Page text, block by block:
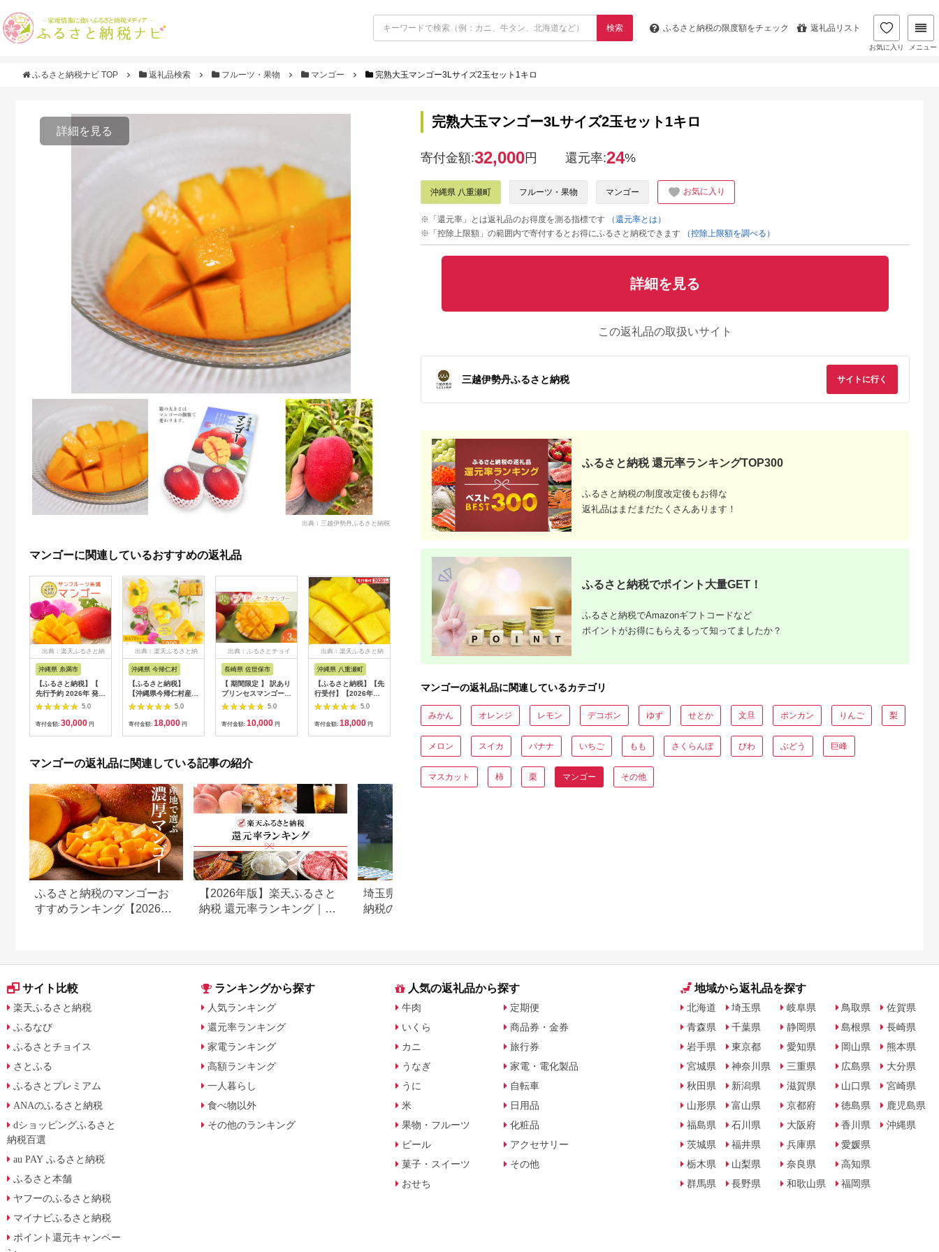
検索 ふるさと納税の限度額をチェック 返礼品リスト
お気に入り メニュー
ふるさと納税ナビ TOP 返礼品検索 フルーツ・果物 マンゴー 完熟大玉マンゴー3Lサイズ2玉セット1キロ
詳細を見る
出典：三越伊勢丹ふるさと納税
マンゴーに関連しているおすすめの返礼品
出典：楽天ふるさと納
沖縄県 糸満市
【ふるさと納税】【
先行予約 2026年 発送
】 沖縄県知事賞4度受
賞 サンフルーツ糸満
マンゴー 2kg アップ
だもの フルーツ 完熟
濃厚 沖縄県 糸満市 送
料無料
5.0
寄付金額: 30,000 円
出典：楽天ふるさと納
沖縄県 今帰仁村
【ふるさと納税】
【沖縄県今帰仁村産】
急速冷凍カットマンゴ
ー 3種食べ比べセッ
ト（限定70セット）
5.0
寄付金額: 18,000 円
出典：ふるさとチョイ
長崎県 佐世保市
【 期間限定 】 訳あり
プリンセスマンゴー
生果実 選べる 容量
1kg ~ 3kg 産地直送
高級 マンゴー 家庭用
ながさき 長崎県 佐世
5.0
寄付金額: 10,000 円
出典：楽天ふるさと納
沖縄県 八重瀬町
【ふるさと納税】【先
行受付】【2026年発
送】屋宜原農園が丹精
込めた「アップルマン
ゴー」秀約1kg - 先行
5.0
寄付金額: 18,000 円
【ふるさと納税】伊平
屋産の完熟マンゴー約
離島】【1497027】
5.0
寄付金額:16,000円
【2026年発送】大宜
味村キーツマンゴー約
量限定 先行予約 沖縄
甘味 糖度 濃厚 おいし
ーツ 果物 くだもの 果
実 送料無料 ふるさと
ル 化粧箱入り 食べ物
フルーツ
5.0
寄付金額: 25,000円
訳あり「ご家庭用」宮
崎県西都市産完熟マン
ー 2026年発送 宮崎完
熟マンゴー 果物 フル
18-11a
5.0
寄付金額:20,000円
年7月中旬～順次発送
≫【 産地直送 沖縄県
ーツ 果物 南国 石垣島
】CB-2
5.0
寄付金額:30,000円
5.0
寄付金額:14,000 円
贈答用 マンゴー 1kg
沖縄県産 マンゴー ア
寄付金額:14,000
マンゴーの返礼品に関連している記事の紹介
ふるさと納税のマンゴーお
すすめランキング【2026年
【2026年版】楽天ふるさと
納税 還元率ランキング｜高
埼玉県毛呂山町のふるさと
納税のご紹介
完熟大玉マンゴー3Lサイズ2玉セット1キロ
寄付金額:32,000円 還元率:24%
沖縄県 八重瀬町 フルーツ・果物 マンゴー お気に入り
※「還元率」とは返礼品のお得度を測る指標です
（還元率とは）
※「控除上限額」の範囲内で寄付するとお得にふるさと納税できます
（控除上限額を調べる）
詳細を見る
この返礼品の取扱いサイト
三越伊勢丹ふるさと納税 サイトに行く
ふるさと納税 還元率ランキングTOP300
ふるさと納税の制度改定後もお得な
返礼品はまだまだたくさんあります！
ふるさと納税でポイント大量GET！
ふるさと納税でAmazonギフトコードなど
ポイントがお得にもらえるって知ってましたか？
マンゴーの返礼品に関連しているカテゴリ
みかん オレンジ レモン デコポン ゆず せとか 文旦 ポンカン りんご 梨
メロン スイカ バナナ いちご もも さくらんぼ びわ ぶどう 巨峰
マスカット 柿 栗 マンゴー その他
サイト比較
楽天ふるさと納税
ふるなび
ふるさとチョイス
さとふる
ふるさとプレミアム
ANAのふるさと納税
dショッピングふるさと
納税百選
au PAY ふるさと納税
ふるさと本舗
ヤフーのふるさと納税
マイナビふるさと納税
ポイント還元キャンペー
ランキングから探す
人気ランキング
還元率ランキング
家電ランキング
高額ランキング
一人暮らし
食べ物以外
その他のランキング
人気の返礼品から探す
牛肉
いくら
カニ
うなぎ
うに
米
果物・フルーツ
ビール
菓子・スイーツ
おせち
定期便
商品券・金券
旅行券
家電・電化製品
自転車
日用品
化粧品
アクセサリー
その他
地域から返礼品を探す
北海道
青森県
岩手県
宮城県
秋田県
山形県
福島県
茨城県
栃木県
群馬県
埼玉県
千葉県
東京都
神奈川県
新潟県
富山県
石川県
福井県
山梨県
長野県
岐阜県
静岡県
愛知県
三重県
滋賀県
京都府
大阪府
兵庫県
奈良県
和歌山県
鳥取県
島根県
岡山県
広島県
山口県
徳島県
香川県
愛媛県
高知県
福岡県
佐賀県
長崎県
熊本県
大分県
宮崎県
鹿児島県
沖縄県